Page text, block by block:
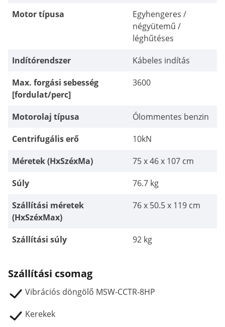
Motor típusa
Egyhengeres /
négyütemű /
léghűtéses
Indítórendszer
Kábeles indítás
Max. forgási sebesség
[fordulat/perc]
3600
Motorolaj típusa
Ólommentes benzin
Centrifugális erő
10kN
Méretek (HxSzéxMa)
75 x 46 x 107 cm
Súly
76.7 kg
Szállítási méretek
(HxSzéxMax)
76 x 50.5 x 119 cm
Szállítási súly 92 kg
Szállítási csomag
Vibrációs döngölő MSW-CCTR-8HP
Kerekek